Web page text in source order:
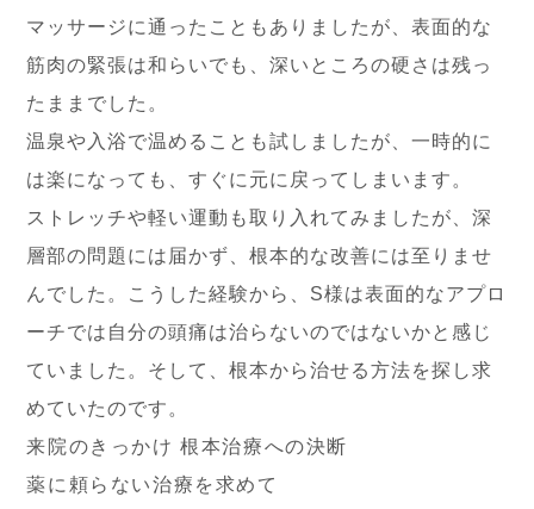
マッサージに通ったこともありましたが、表面的な
筋肉の緊張は和らいでも、深いところの硬さは残っ
たままでした。
温泉や入浴で温めることも試しましたが、一時的に
は楽になっても、すぐに元に戻ってしまいます。
ストレッチや軽い運動も取り入れてみましたが、深
層部の問題には届かず、根本的な改善には至りませ
んでした。こうした経験から、S様は表面的なアプロ
ーチでは自分の頭痛は治らないのではないかと感じ
ていました。そして、根本から治せる方法を探し求
めていたのです。
来院のきっかけ 根本治療への決断
薬に頼らない治療を求めて